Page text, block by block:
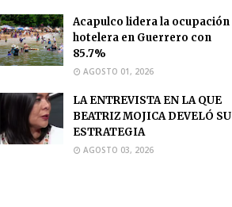
Acapulco lidera la ocupación
hotelera en Guerrero con
85.7%
AGOSTO 01, 2026
LA ENTREVISTA EN LA QUE
BEATRIZ MOJICA DEVELÓ SU
ESTRATEGIA
AGOSTO 03, 2026